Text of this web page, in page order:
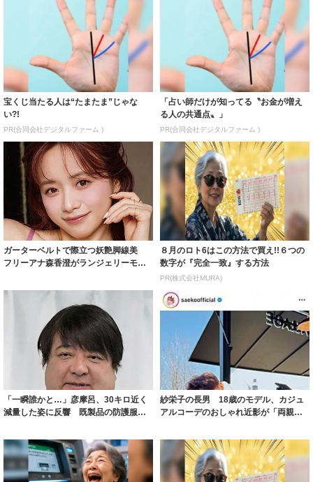
宝くじ当たる人は“たまたま”じゃな
い?!
PR(合同会社デジタルファーム )
「占い師だけが知ってる〝お金が増え
る人の共通点〟」
PR(合同会社デジタルファーム )
ガーターベルトで際立つ妖艶脚線美
フリーアナ森香澄がランジェリーモデ
８月のロト6はこの方法で買え!!６つの
数字が『完全一致』する方法
PR(株式会社MURA)
「一瞬誰かと…」彦摩呂、30キロ近く
減量した姿に反響 既製品の防護服が
紗栄子の長男 18歳のモデル、カジュ
アルコーデのおしゃれ近影が「両親の